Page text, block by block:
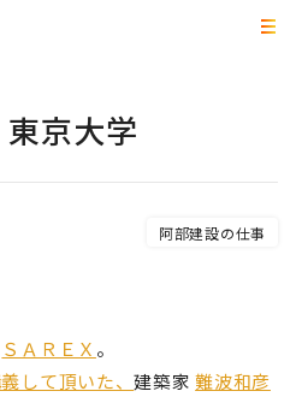
京大学
阿部建設の仕事
ＳＡＲＥＸ 。
して頂いた、建築家難波和彦